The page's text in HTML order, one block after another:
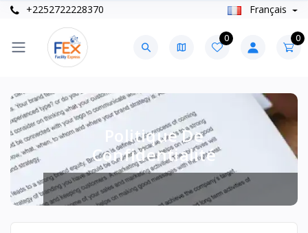
+2252722228370 Français
0 0
Politique De
Confidentialité